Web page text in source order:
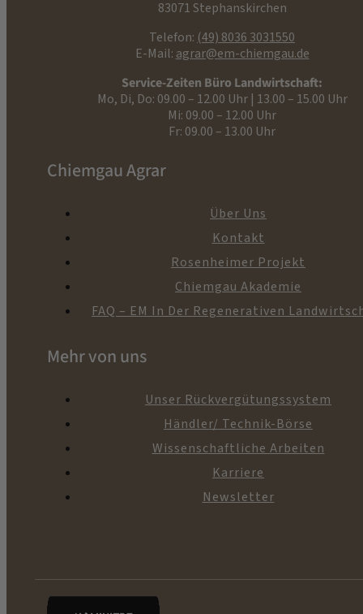
83071 Stephanskirchen
Telefon:(49) 8036 3031550
E-Mail:agrar@em-chiemgau.de
Service-Zeiten Büro Landwirtschaft:
Mo, Di, Do: 09.00 – 12.00 Uhr | 13.00 – 15.00 Uhr
Mi: 09.00 – 12.00 Uhr
Fr: 09.00 – 13.00 Uhr
Chiemgau Agrar
Über Uns
Kontakt
Rosenheimer Projekt
Chiemgau Akademie
FAQ – EM In Der Regenerativen
Mehr von uns
Unser Rückvergütungssystem
Händler/ Technik-Börse
Wissenschaftliche Arbeiten
Karriere
Newsletter